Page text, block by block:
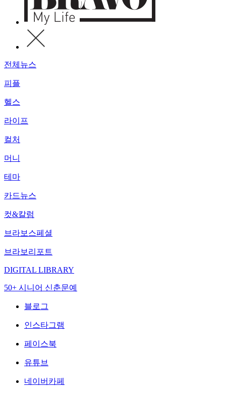
전체뉴스
피플
헬스
라이프
컬처
머니
테마
카드뉴스
컷&칼럼
브라보스페셜
브라보리포트
DIGITAL LIBRARY
50+ 시니어 신춘문예
블로그
인스타그램
페이스북
유튜브
네이버카페